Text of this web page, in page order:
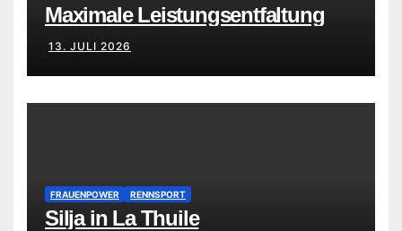
Maximale Leistungsentfaltung
13. JULI 2026
FRAUENPOWER RENNSPORT
Silja in La Thuile